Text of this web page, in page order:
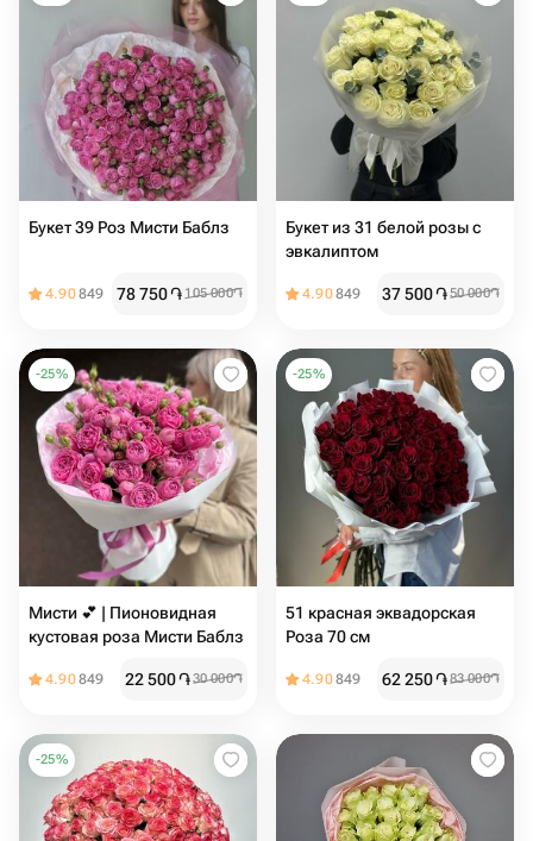
Букет 39 Роз Мисти Баблз
4.90849 78 750֏ 105 000֏
Букет из 31 белой розы с
эвкалиптом
4.90849 37 500֏50 000֏
-25%
Мисти 💕 | Пионовидная
кустовая роза Мисти Баблз
4.90849 22 500֏30 000֏
-25%
51 красная эквадорская
Роза 70 см
4.90849 62 250֏83 000֏
-25%